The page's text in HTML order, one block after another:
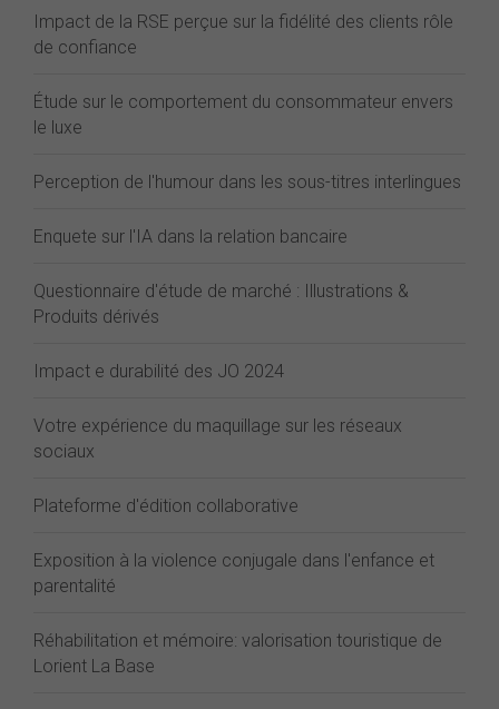
Impact de la RSE perçue sur la fidélité des clients rôle
de confiance
Étude sur le comportement du consommateur envers
le luxe
Perception de l'humour dans les sous-titres interlingues
Enquete sur l'IA dans la relation bancaire
Questionnaire d'étude de marché : Illustrations &
Produits dérivés
Impact e durabilité des JO 2024
Votre expérience du maquillage sur les réseaux
sociaux
Plateforme d'édition collaborative
Exposition à la violence conjugale dans l'enfance et
parentalité
Réhabilitation et mémoire: valorisation touristique de
Lorient La Base